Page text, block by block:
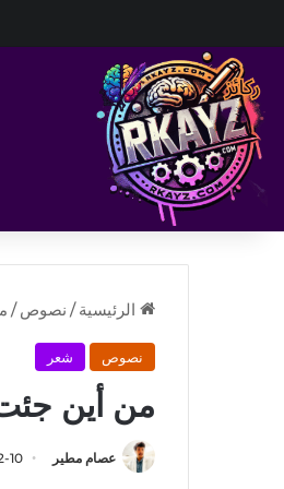
الرئيسية / نصوص /
نصوص شعر
من أين
عصام مطير 10